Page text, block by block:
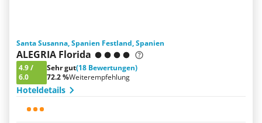
Santa Susanna, Spanien Festland, Spanien
ALEGRIA Florida
4.9/
6.0
Sehr gut(18 Bewertungen)
72.2 %Weiterempfehlung
Hoteldetails